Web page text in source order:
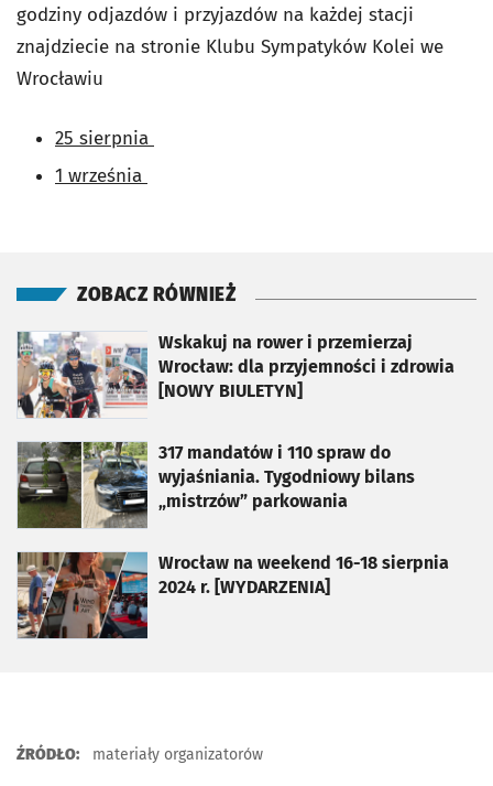
godziny odjazdów i przyjazdów na każdej stacji
znajdziecie na stronie Klubu Sympatyków Kolei we
Wrocławiu
25 sierpnia
1 września
ZOBACZ RÓWNIEŻ
Wskakuj na rower i przemierzaj
Wrocław: dla przyjemności i zdrowia
[NOWY BIULETYN]
otworzy się w nowej karcie
317 mandatów i 110 spraw do
wyjaśniania. Tygodniowy bilans
„mistrzów” parkowania
otworzy się w nowej karcie
Wrocław na weekend 16-18 sierpnia
2024 r. [WYDARZENIA]
otworzy się w nowej karcie
ŹRÓDŁO: materiały organizatorów